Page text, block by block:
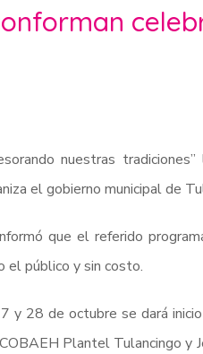
nuestras
el gobierno municipal de
que el referido
el público y sin costo.
y 28 de octubre se dará
Plantel Tulancingo y